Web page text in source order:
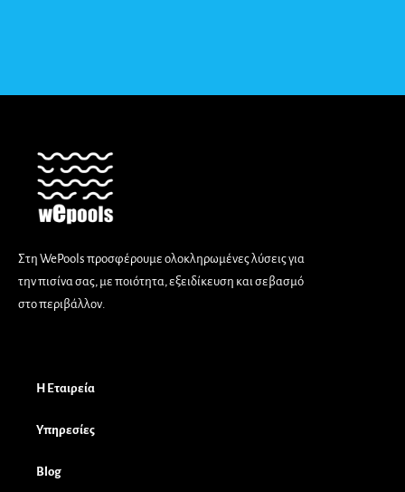
Στη WePools προσφέρουμε ολοκληρωμένες λύσεις για
την πισίνα σας, με ποιότητα, εξειδίκευση και σεβασμό
στο περιβάλλον.
Η Εταιρεία
Υπηρεσίες
Blog